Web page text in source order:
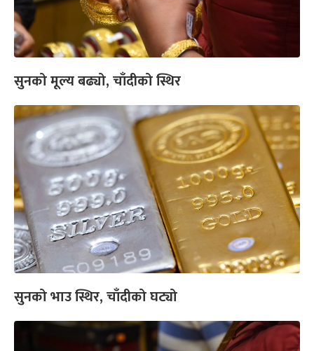
सुनको मूल्य बढ्यो, चाँदीको स्थिर
सुनको भाउ स्थिर, चाँदीको घट्यो